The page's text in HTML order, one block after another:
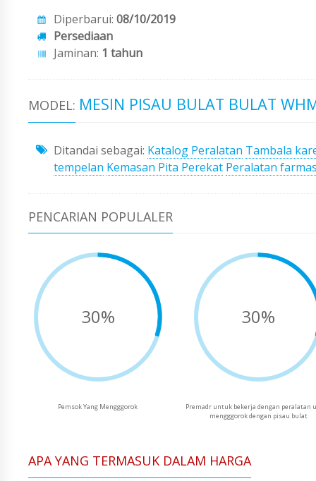
Diperbarui: 08/10/2019
Persediaan
Jaminan: 1 tahun
MODEL: MESIN PISAU BULAT BULAT
Ditandai sebagai: Katalog Peralatan Tambala
tempelan Kemasan Pita Perekat Peralatan
PENCARIAN POPULALER
30%
Pemsok Yang Mengggorok
30%
Premadr untuk bekerja dengan peralatan
mengggorok dengan pisau bulat
APA YANG TERMASUK DALAM HARGA